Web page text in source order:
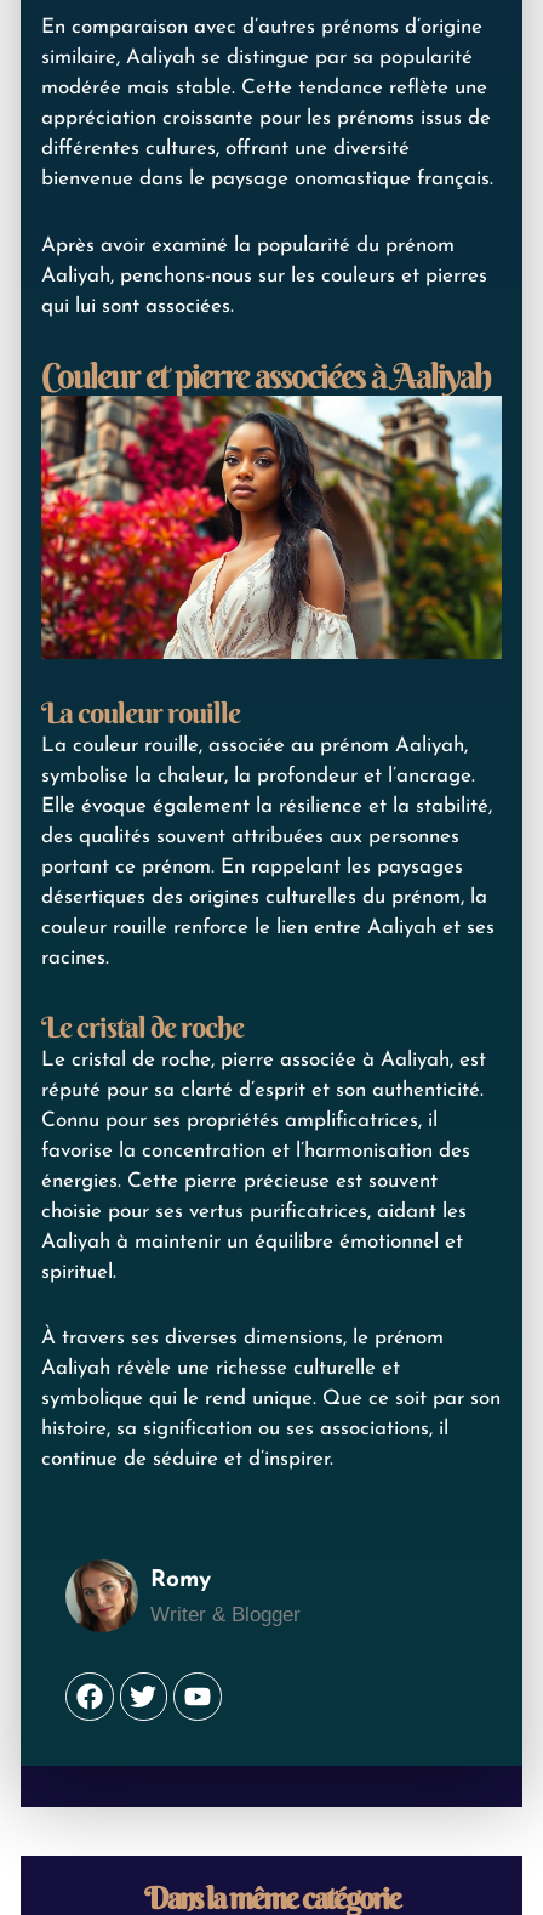
En comparaison avec d’autres prénoms d’origine
similaire, Aaliyah se distingue par sa popularité
modérée mais stable. Cette tendance reflète une
appréciation croissante pour les prénoms issus de
différentes cultures, offrant une diversité
bienvenue dans le paysage onomastique français.
Après avoir examiné la popularité du prénom
Aaliyah, penchons-nous sur les couleurs et pierres
qui lui sont associées.
Couleur et pierre associées à Aaliyah
La couleur rouille
La couleur rouille, associée au prénom Aaliyah,
symbolise la chaleur, la profondeur et l’ancrage.
Elle évoque également la résilience et la stabilité,
des qualités souvent attribuées aux personnes
portant ce prénom. En rappelant les paysages
désertiques des origines culturelles du prénom, la
couleur rouille renforce le lien entre Aaliyah et ses
racines.
Le cristal de roche
Le cristal de roche, pierre associée à Aaliyah, est
réputé pour sa clarté d’esprit et son authenticité.
Connu pour ses propriétés amplificatrices, il
favorise la concentration et l’harmonisation des
énergies. Cette pierre précieuse est souvent
choisie pour ses vertus purificatrices, aidant les
Aaliyah à maintenir un équilibre émotionnel et
spirituel.
À travers ses diverses dimensions, le prénom
Aaliyah révèle une richesse culturelle et
symbolique qui le rend unique. Que ce soit par son
histoire, sa signification ou ses associations, il
continue de séduire et d’inspirer.
Romy
Writer & Blogger
Facebook
TwitterYoutube
Dans la même catégorie